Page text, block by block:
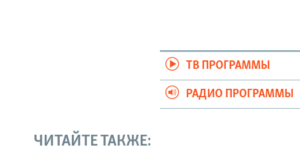
ТВ ПРОГРАММЫ
РАДИО ПРОГРАММЫ
ЧИТАЙТЕ ТАКЖЕ: